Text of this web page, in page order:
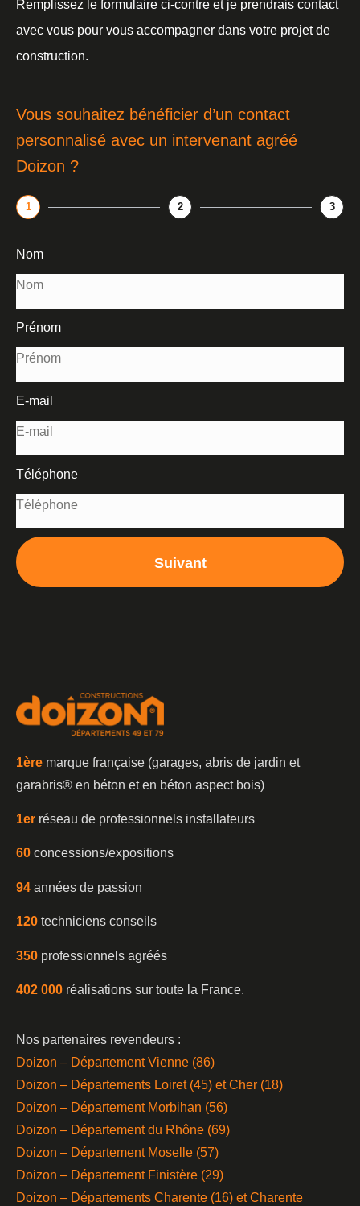
Remplissez le formulaire ci-contre et je prendrais contact
avec vous pour vous accompagner dans votre projet de
construction.
Vous souhaitez bénéficier d’un contact
personnalisé avec un intervenant agréé
Doizon ?
1 2 3
Nom
Prénom
E-mail
Téléphone
Suivant
1ère marque française (garages, abris de jardin et
garabris®️ en béton et en béton aspect bois)
1er réseau de professionnels installateurs
60 concessions/expositions
94 années de passion
120 techniciens conseils
350 professionnels agréés
402 000 réalisations sur toute la France.
Nos partenaires revendeurs :
Doizon – Département Vienne (86)
Doizon – Départements Loiret (45) et Cher (18)
Doizon – Département Morbihan (56)
Doizon – Département du Rhône (69)
Doizon – Département Moselle (57)
Doizon – Département Finistère (29)
Doizon – Départements Charente (16) et Charente